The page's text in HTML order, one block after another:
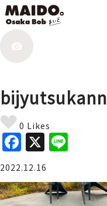
bijyutsukann
0 Likes
F
a
c
e
X
e
2022.12.16